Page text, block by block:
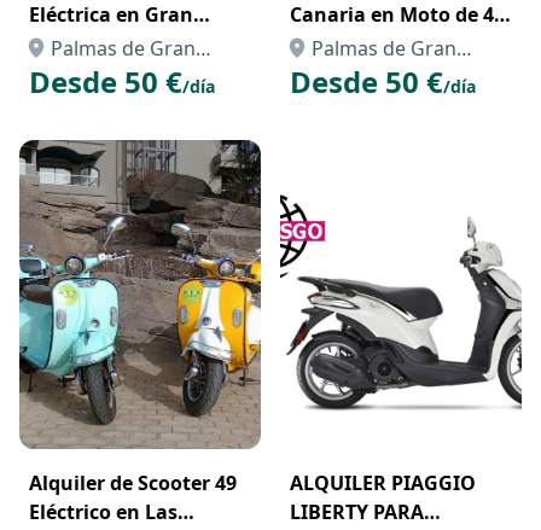
Eléctrica en Gran
Canaria y Vive la Isla
sin Límites
Palmas de Gran
Canaria, Las, Palmas,
Desde 50 €/día
Canaria en Moto de 49
Eléctrica Alquiler Fácil
y Sostenible
Palmas de Gran
Canaria, Las, Palmas,
Desde 50 €/día
Alquiler de Scooter 49
Eléctrico en Las
ALQUILER PIAGGIO
LIBERTY PARA